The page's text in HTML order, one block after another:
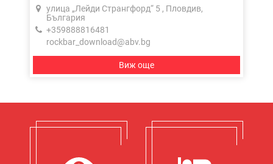
улица „Лейди Странгфорд“ 5 , Пловдив,
България
+359888816481
rockbar_download@abv.bg
Виж още